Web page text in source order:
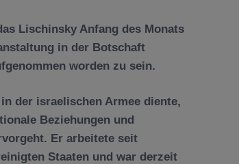
Lischinsky Anfang des Monats
in der Botschaft
worden zu sein.
der israelischen Armee diente,
Beziehungen und
Er arbeitete seit
Staaten und war derzeit